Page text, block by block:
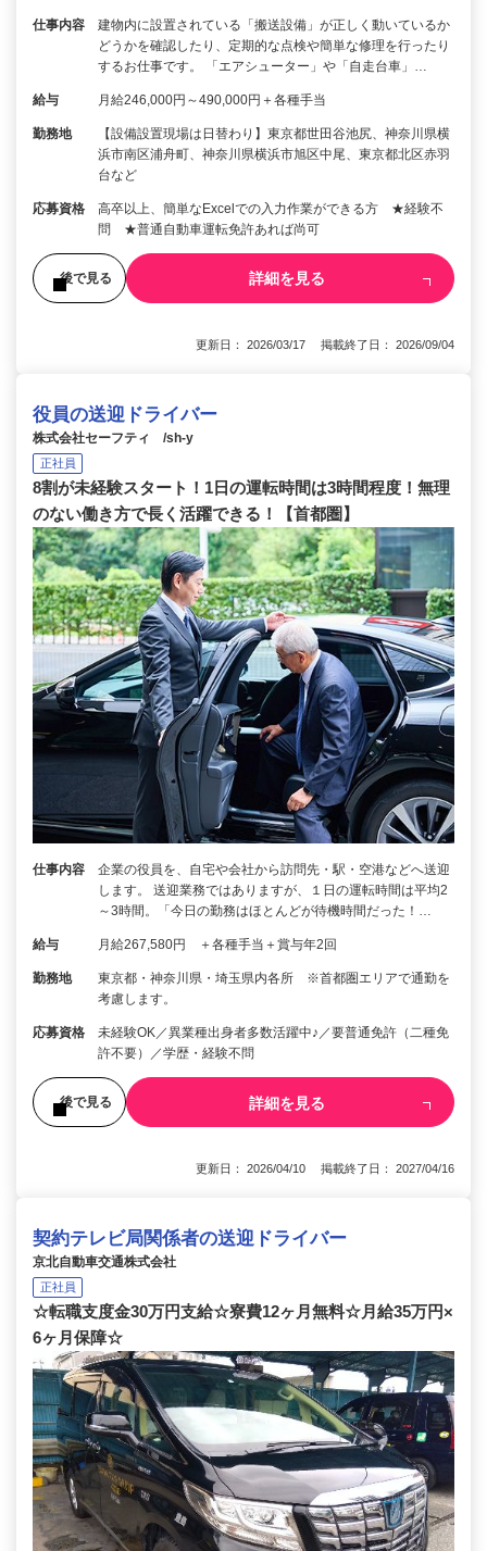
仕事内容
建物内に設置されている「搬送設備」が正しく動いているか
どうかを確認したり、定期的な点検や簡単な修理を行ったり
するお仕事です。 「エアシューター」や「自走台車」…
給与 月給246,000円～490,000円＋各種手当
勤務地
【設備設置現場は日替わり】東京都世田谷池尻、神奈川県横
浜市南区浦舟町、神奈川県横浜市旭区中尾、東京都北区赤羽
台など
応募資格
高卒以上、簡単なExcelでの入力作業ができる方 ★経験不
問 ★普通自動車運転免許あれば尚可
後で見る 詳細を見る
更新日： 2026/03/17 掲載終了日： 2026/09/04
役員の送迎ドライバー
株式会社セーフティ /sh-y
正社員
8割が未経験スタート！1日の運転時間は3時間程度！無理
のない働き方で長く活躍できる！【首都圏】
仕事内容
企業の役員を、自宅や会社から訪問先・駅・空港などへ送迎
します。 送迎業務ではありますが、１日の運転時間は平均2
～3時間。「今日の勤務はほとんどが待機時間だった！…
給与 月給267,580円 ＋各種手当＋賞与年2回
勤務地
東京都・神奈川県・埼玉県内各所 ※首都圏エリアで通勤を
考慮します。
応募資格
未経験OK／異業種出身者多数活躍中♪／要普通免許（二種免
許不要）／学歴・経験不問
後で見る 詳細を見る
更新日： 2026/04/10 掲載終了日： 2027/04/16
契約テレビ局関係者の送迎ドライバー
京北自動車交通株式会社
正社員
☆転職支度金30万円支給☆寮費12ヶ月無料☆月給35万円×
6ヶ月保障☆